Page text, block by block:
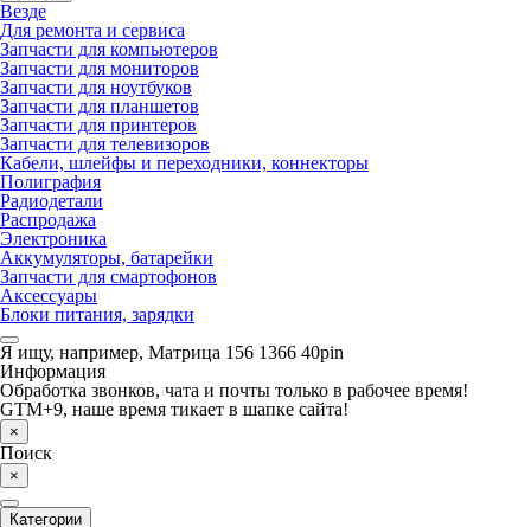
Везде
Для ремонта и сервиса
Запчасти для компьютеров
Запчасти для мониторов
Запчасти для ноутбуков
Запчасти для планшетов
Запчасти для принтеров
Запчасти для телевизоров
Кабели, шлейфы и переходники, коннекторы
Полиграфия
Радиодетали
Распродажа
Электроника
Аккумуляторы, батарейки
Запчасти для смартофонов
Аксессуары
Блоки питания, зарядки
Я ищу, например, Матрица 156 1366 40pin
Информация
Обработка звонков, чата и почты только в рабочее время!
GTM+9, наше время тикает в шапке сайта!
×
Поиск
×
Категории